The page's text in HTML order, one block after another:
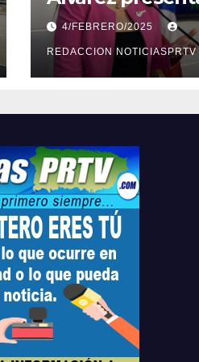
medidas ante la
violencia en el
noviazgo
4/FEBRERO/2025
REDACCION NOTICIASPRTV